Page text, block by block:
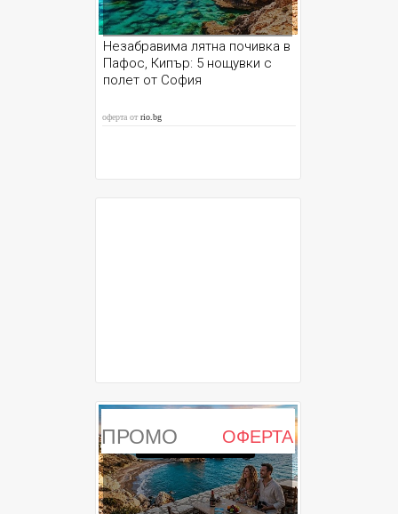
Незабравима лятна почивка в
Пафос, Кипър: 5 нощувки с
полет от София
оферта отrio.bg
ПРОМО ОФЕРТА
ИЗТЕКЛА ОФЕРТА